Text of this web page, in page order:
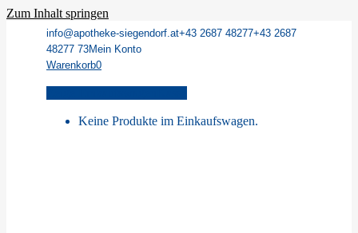
Zum Inhalt springen
info@apotheke-siegendorf.at+43 2687 48277+43 2687
48277 73Mein Konto
Warenkorb0
Keine Produkte im Einkaufswagen.